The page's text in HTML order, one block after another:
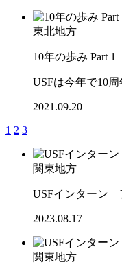
東北地方
10年の歩み Part 1
USFは今年で10周
2021.09.20
1 2 3
関東地方
USFインターン
2023.08.17
関東地方